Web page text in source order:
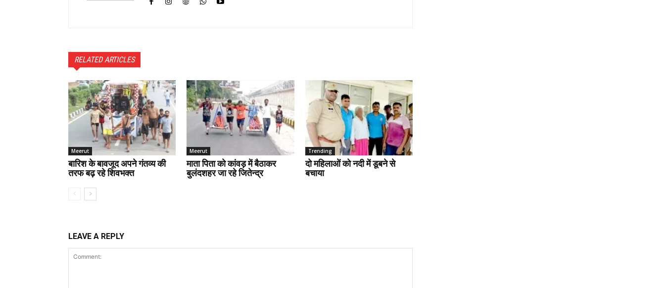
RELATED ARTICLES
Meerut
बारिश के बावजूद अपने गंतव्य की
तरफ बढ़ रहे शिवभक्त
Meerut
माता पिता को कांवड़ में बैठाकर
बुलंदशहर जा रहे जितेन्द्र
Trending
दो महिलाओं को नदी में डूबने से
बचाया
LEAVE A REPLY